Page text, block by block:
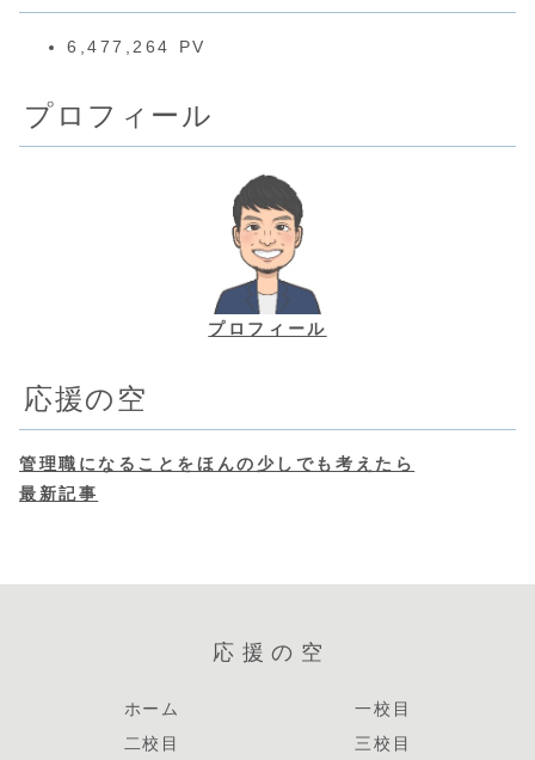
6,477,264 PV
プロフィール
プロフィール
応援の空
管理職になることをほんの少しでも考えたら
最新記事
応援の空
ホーム
一校目
二校目
三校目